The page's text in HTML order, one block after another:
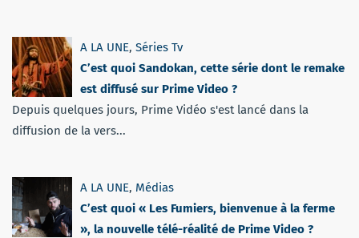
A LA UNE, Séries Tv
C’est quoi Sandokan, cette série dont le remake
est diffusé sur Prime Video ?
Depuis quelques jours, Prime Vidéo s'est lancé dans la
diffusion de la vers...
A LA UNE, Médias
C’est quoi « Les Fumiers, bienvenue à la ferme
», la nouvelle télé-réalité de Prime Video ?